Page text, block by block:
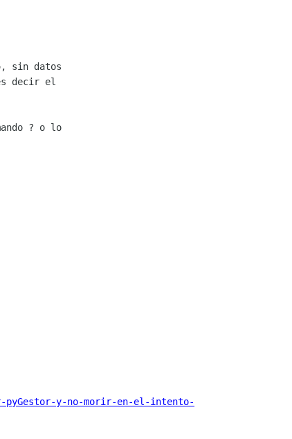
sin datos
decir el
? o lo
pyGestor-y-no-morir-en-el-intento-